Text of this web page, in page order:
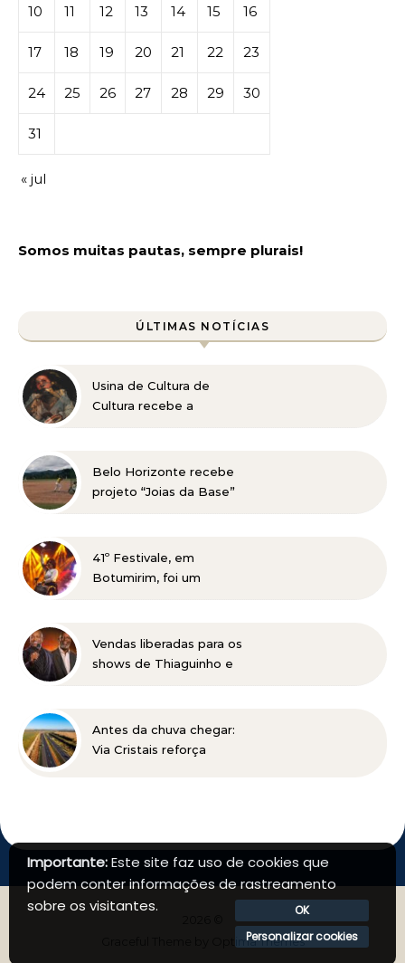
10 11 12 13 14 15 16
17 18 19 20 21 22 23
24 25 26 27 28 29 30
31
« jul
Somos muitas pautas, sempre plurais!
ÚLTIMAS NOTÍCIAS
Usina de Cultura de
Cultura recebe a
Belo Horizonte recebe
projeto “Joias da Base”
41º Festivale, em
Botumirim, foi um
do Vale do Jequitinhonha
Vendas liberadas para os
shows de Thiaguinho e
Antes da chuva chegar:
Via Cristais reforça
Optima Themes
Importante:Este site faz uso de cookies que
podem conter informações de rastreamento
sobre os visitantes.
OK
Personalizar cookies